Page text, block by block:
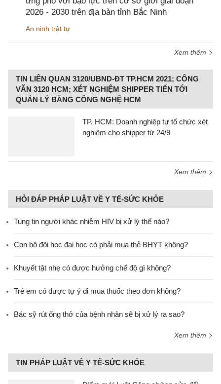
2026 - 2030 trên địa bàn tỉnh Bắc Ninh
An ninh trật tự
Xem thêm
TIN LIÊN QUAN 3120/UBND-ĐT TP.HCM 2021; CÔNG
VĂN 3120 HCM; XÉT NGHIỆM SHIPPER TIẾN TỚI
QUẢN LÝ BẰNG CÔNG NGHỆ HCM
TP. HCM: Doanh nghiệp tự tổ chức xét
nghiệm cho shipper từ 24/9
Xem thêm
HỎI ĐÁP PHÁP LUẬT VỀ Y TẾ-SỨC KHỎE
Tung tin người khác nhiễm HIV bị xử lý thế nào?
Con bộ đội học đại học có phải mua thẻ BHYT không?
Khuyết tật nhẹ có được hưởng chế độ gì không?
Trẻ em có được tự ý đi mua thuốc theo đơn không?
Bác sỹ rút ống thở của bệnh nhân sẽ bị xử lý ra sao?
Xem thêm
TIN PHÁP LUẬT VỀ Y TẾ-SỨC KHỎE